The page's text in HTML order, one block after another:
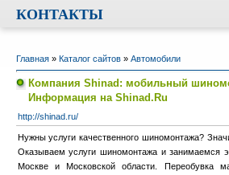
КОНТАКТЫ
Главная» Каталог сайтов» Автомобили
Компания Shinad: мобильный
Информация на Shinad.Ru
http://shinad.ru/
Нужны услуги качественного шиномонтажа?
Оказываем услуги шиномонтажа и занимаемся
Москве и Московской области. Переобувка